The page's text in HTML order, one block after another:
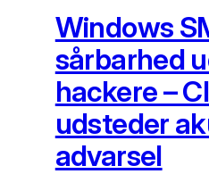
Windows
sårbarhed
hackere –
udsteder
advarsel